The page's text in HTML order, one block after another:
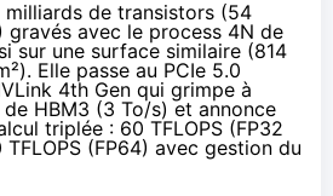
de transistors (54
gravés avec le process 4N de
sur une surface similaire (814
Elle passe au PCIe 5.0
4th Gen qui grimpe à
HBM3 (3 To/s) et annonce
triplée : 60 TFLOPS (FP32
(FP64) avec gestion du